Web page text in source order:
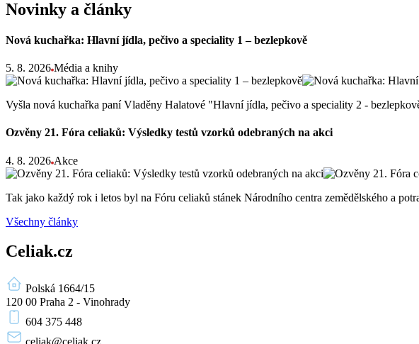
Novinky a články
Nová kuchařka: Hlavní jídla, pečivo a speciality 1 – bezlepkově
5. 8. 2026 Média a knihy
Vyšla nová kuchařka paní Vladěny Halatové "Hlavní jídla, pečivo a speciality 2 -
Ozvěny 21. Fóra celiaků: Výsledky testů vzorků odebraných na akci
4. 8. 2026 Akce
Tak jako každý rok i letos byl na Fóru celiaků stánek Národního centra zemědělského a
Všechny články
Celiak.cz
Polská 1664/15
120 00 Praha 2 - Vinohrady
604 375 448